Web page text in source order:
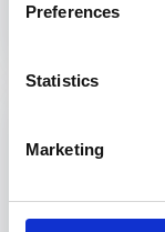
Preferences
Statistics
Marketing
Het schatten
Tanja Gosseling -